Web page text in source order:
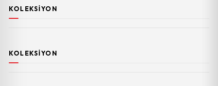
KOLEKSIYON
KOLEKSIYON